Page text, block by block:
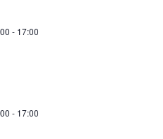
- 17:00
- 17:00